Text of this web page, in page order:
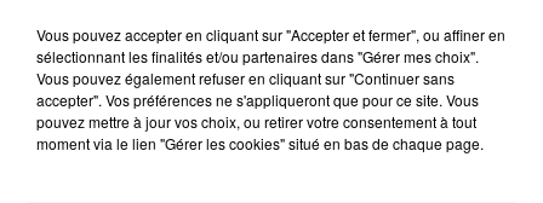
ACCUEIL INFOS
EMISSIONS
AGENDA
JEUX
PODCASTS
Vous pouvez accepter en cliquant sur "Accepter et fermer", ou affiner en
sélectionnant les finalités et/ou partenaires dans "Gérer mes choix".
Vous pouvez également refuser en cliquant sur "Continuer sans
accepter". Vos préférences ne s'appliqueront que pour ce site. Vous
pouvez mettre à jour vos choix, ou retirer votre consentement à tout
moment via le lien "Gérer les cookies" situé en bas de chaque page.